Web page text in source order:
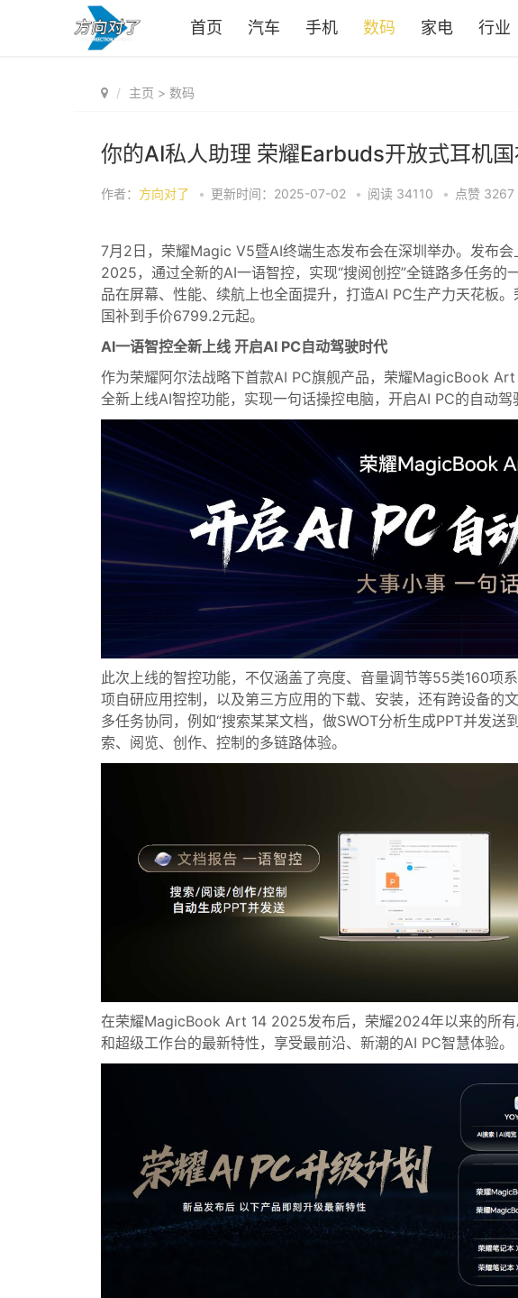
首页 汽车 手机 数码 家电 行业
主页 > 数码
你的AI私人助理 荣耀Earbuds开放式耳机
作者： 方向对了 • 更新时间：2025-07-02 • 阅读 34110 • 点赞 3267
7月2日，荣耀Magic V5暨AI终端生态发布会在深圳举办。发布
2025，通过全新的AI一语智控，实现“搜阅创控”全链路多任务
品在屏幕、性能、续航上也全面提升，打造AI PC生产力天花板
国补到手价6799.2元起。
AI一语智控全新上线 开启AI PC自动驾驶时代
作为荣耀阿尔法战略下首款AI PC旗舰产品，荣耀MagicBook
全新上线AI智控功能，实现一句话操控电脑，开启AI PC的自动驾
此次上线的智控功能，不仅涵盖了亮度、音量调节等55类160项
项自研应用控制，以及第三方应用的下载、安装，还有跨设备的
多任务协同，例如“搜索某某文档，做SWOT分析生成PPT并发送
索、阅览、创作、控制的多链路体验。
在荣耀MagicBook Art 14 2025发布后，荣耀2024年以来的所有
和超级工作台的最新特性，享受最前沿、新潮的AI PC智慧体验。